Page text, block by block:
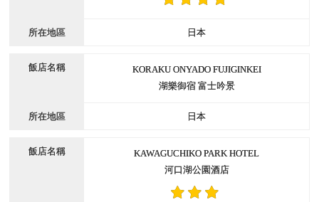
日本
KORAKU ONYADO FUJIGINKEI
湖樂御宿 富士吟景
日本
KAWAGUCHIKO PARK HOTEL
河口湖公園酒店